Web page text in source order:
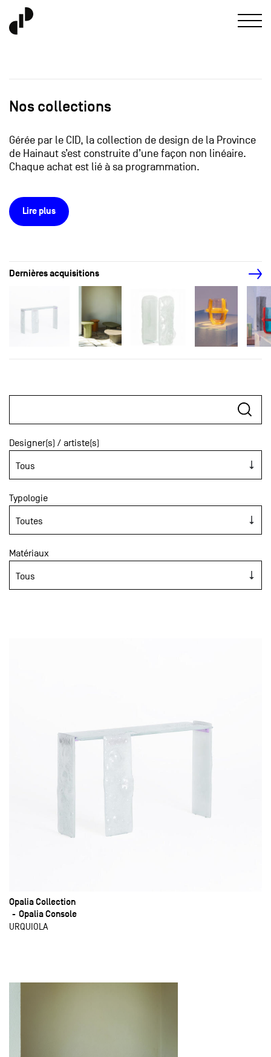
Nos collections
Gérée par le CID, la collection de design de la Province
de Hainaut s’est construite d’une façon non linéaire.
Chaque achat est lié à sa programmation.
Lire plus
Dernières acquisitions
Designer(s) / artiste(s)
Typologie
Matériaux
Opalia Collection
Opalia Console
URQUIOLA